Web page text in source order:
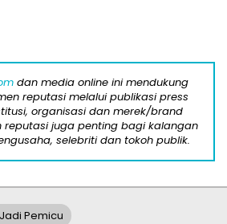
dan media online ini mendukung
reputasi melalui publikasi press
organisasi dan merek/brand
reputasi juga penting bagi kalangan
selebriti dan tokoh publik.
Pemicu